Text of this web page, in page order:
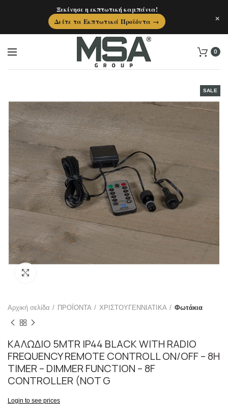
0
SALE
Αρχική σελίδα ΠΡΟΪΟΝΤΑ ΧΡΙΣΤΟΥΓΕΝΝΙΑΤΙΚΑ Φωτάκια
ΚΑΛΩΔΙΟ 5MTR IP44 BLACK WITH RADIO
FREQUENCY REMOTE CONTROLL ON/OFF – 8H
TIMER – DIMMER FUNCTION – 8F
CONTROLLER (NOT G
Login to see prices
Ξεκίνησε η εκπτωτική καμπάνια!
Δείτε τα Εκπτωτικά Προϊόντα →
×